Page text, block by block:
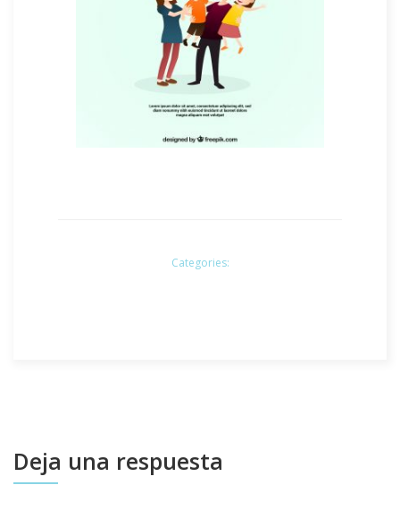
Categories:
Deja una respuesta